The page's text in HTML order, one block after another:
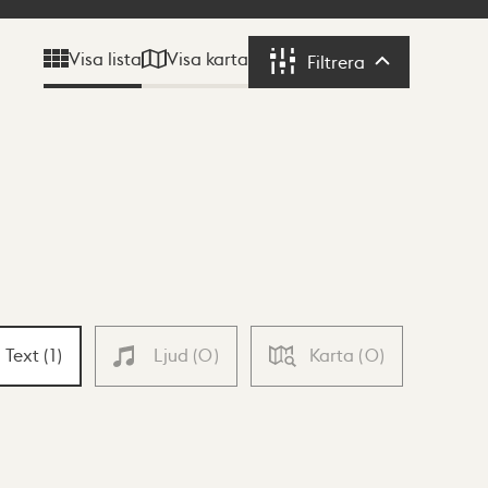
Visa lista Visa karta Filtrera Filtrera
Text (1) Ljud (0) Karta (0)